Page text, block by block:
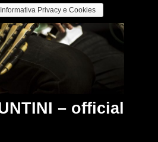
– official
Informativa Privacy e Cookies